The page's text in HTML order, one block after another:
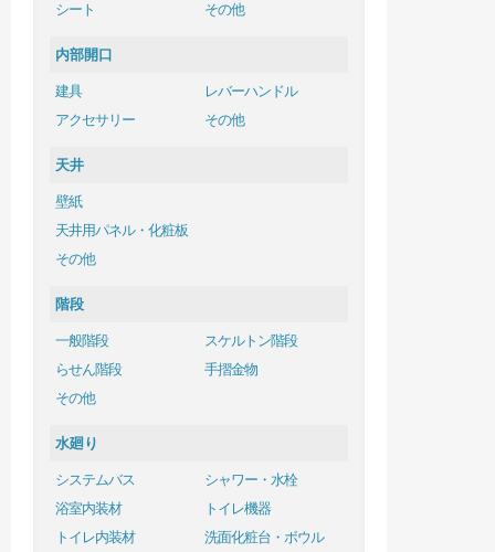
シート
その他
内部開口
建具
レバーハンドル
アクセサリー
その他
天井
壁紙
天井用パネル・化粧板
その他
階段
一般階段
スケルトン階段
らせん階段
手摺金物
その他
水廻り
システムバス
シャワー・水栓
浴室内装材
トイレ機器
トイレ内装材
洗面化粧台・ボウル